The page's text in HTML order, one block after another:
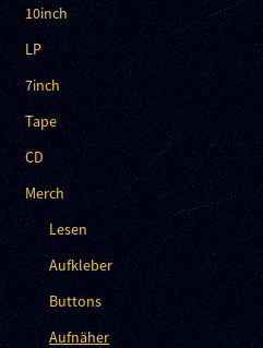
10inch
LP
7inch
Tape
CD
Merch
Lesen
Aufkleber
Buttons
Aufnäher